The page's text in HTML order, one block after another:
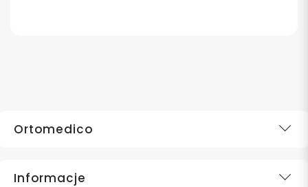
Ortomedico
Informacje